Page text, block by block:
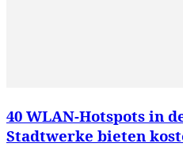
40 WLAN-Hotspots in
Stadtwerke bieten